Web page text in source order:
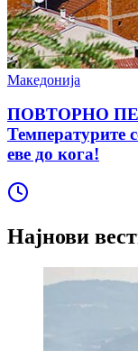
Македонија
ПОВТОРНО
Температурите
еве до кога!
Најнови